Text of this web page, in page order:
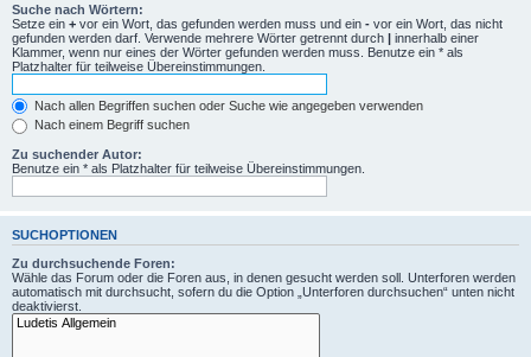
Suche nach Wörtern:
Setze ein + vor ein Wort, das gefunden werden muss und ein - vor ein Wort, das nicht
gefunden werden darf. Verwende mehrere Wörter getrennt durch | innerhalb einer
Klammer, wenn nur eines der Wörter gefunden werden muss. Benutze ein * als
Platzhalter für teilweise Übereinstimmungen.
Nach allen Begriffen suchen oder Suche wie angegeben verwenden
Nach einem Begriff suchen
Zu suchender Autor:
Benutze ein * als Platzhalter für teilweise Übereinstimmungen.
SUCHOPTIONEN
Zu durchsuchende Foren:
Wähle das Forum oder die Foren aus, in denen gesucht werden soll. Unterforen werden
automatisch mit durchsucht, sofern du die Option „Unterforen durchsuchen“ unten nicht
deaktivierst.